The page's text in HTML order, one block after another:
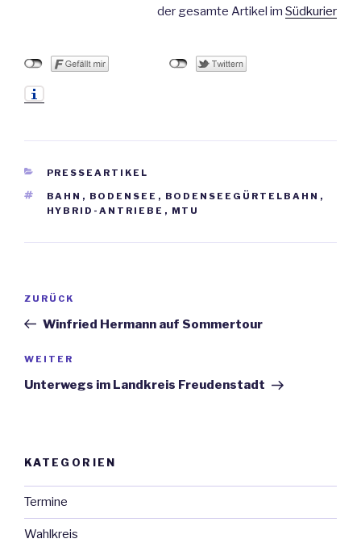
der gesamte Artikel im Südkurier
KATEGORIEN
PRESSEARTIKEL
SCHLAGWÖRTER
BAHN , BODENSEE , BODENSEEGÜRTELBAHN ,
HYBRID-ANTRIEBE , MTU
Beitrags-
Vorheriger
Beitrag
ZURÜCK
Winfried Hermann auf Sommertour
Nächster
Beitrag
WEITER
Unterwegs im Landkreis Freudenstadt
KATEGORIEN
Termine
Wahlkreis